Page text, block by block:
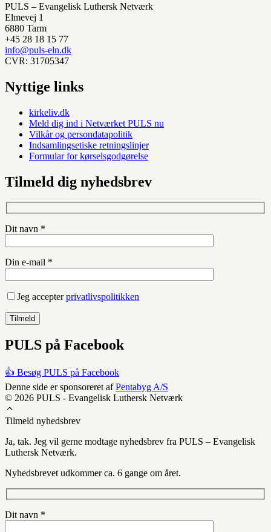
PULS – Evangelisk Luthersk Netværk
Elmevej 1
6880 Tarm
+45 28 18 15 77
info@puls-eln.dk
CVR: 31705347
Nyttige links
kirkeliv.dk
Meld dig ind i Netværket PULS nu
Vilkår og persondatapolitik
Indsamlingsetiske retningslinjer
Formular for kørselsgodgørelse
Tilmeld dig nyhedsbrev
Dit navn *
Din e-mail *
Jeg accepterprivatlivspolitikken
PULS på Facebook
👍 Besøg PULS på Facebook
Denne side er sponsoreret afPentabyg A/S
© 2026 PULS - Evangelisk Luthersk Netværk
Tilmeld nyhedsbrev
Ja, tak. Jeg vil gerne modtage nyhedsbrev fra PULS – Evangelisk
Luthersk Netværk.
Nyhedsbrevet udkommer ca. 6 gange om året.
Dit navn *